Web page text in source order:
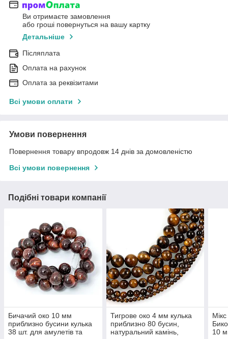
Ви отримаєте замовлення
або гроші повернуться на вашу картку
Детальніше
Післяплата
Оплата на рахунок
Оплата за реквізитами
Всі умови оплати
Умови повернення
Повернення товару впродовж 14 днів за домовленістю
Всі умови повернення
Подібні товари компанії
Бичачий око 10 мм
приблизно бусини кулька
38 шт. для амулетів та
Тигрове око 4 мм кулька
приблизно 80 бусин,
натуральний камінь,
10